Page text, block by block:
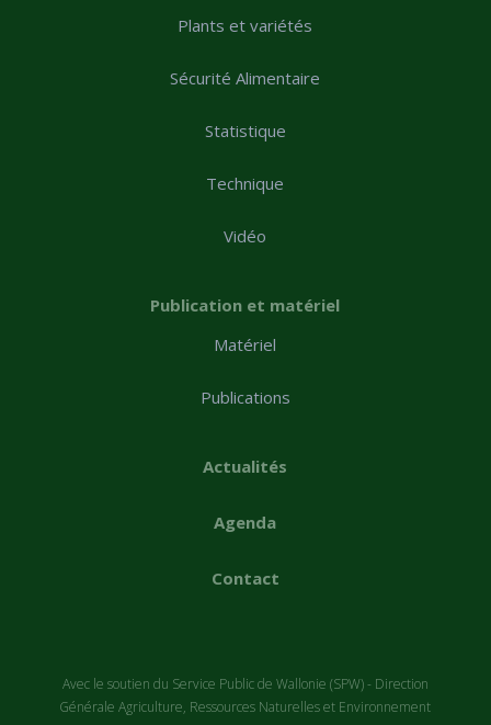
Plants et variétés
Sécurité Alimentaire
Statistique
Technique
Vidéo
Publication et matériel
Matériel
Publications
Actualités
Agenda
Contact
Avec le soutien du Service Public de Wallonie (SPW) - Direction
Générale Agriculture, Ressources Naturelles et Environnement